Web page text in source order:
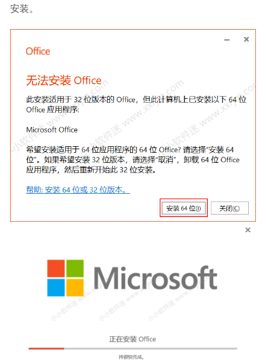
安装。